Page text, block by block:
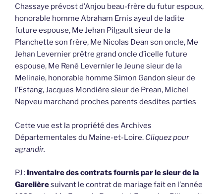
Chassaye prévost d’Anjou beau-frère du futur espoux,
honorable homme Abraham Ernis ayeul de ladite
future espouse, Me Jehan Pilgault sieur de la
Planchette son frère, Me Nicolas Dean son oncle, Me
Jehan Levernier prêtre grand oncle d’icelle future
espouse, Me René Levernier le Jeune sieur de la
Melinaie, honorable homme Simon Gandon sieur de
l’Estang, Jacques Mondière sieur de Prean, Michel
Nepveu marchand proches parents desdites parties
Cette vue est la propriété des Archives
Départementales du Maine-et-Loire. Cliquez pour
agrandir.
PJ : Inventaire des contrats fournis par le sieur de la
Garelièresuivant le contrat de mariage fait en l’année